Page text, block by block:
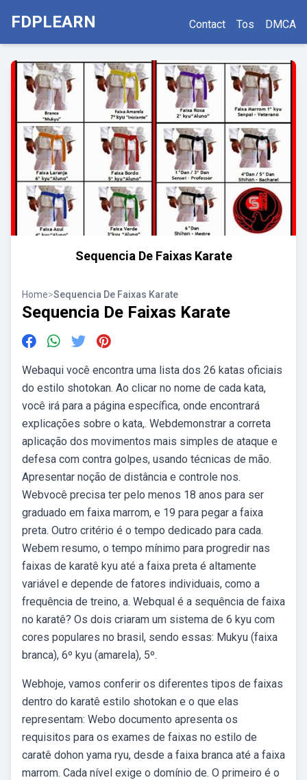
FDPLEARN Contact Tos DMCA
Sequencia De Faixas Karate
Home>Sequencia De Faixas Karate
Sequencia De Faixas Karate
Webaqui você encontra uma lista dos 26 katas oficiais
do estilo shotokan. Ao clicar no nome de cada kata,
você irá para a página específica, onde encontrará
explicações sobre o kata,. Webdemonstrar a correta
aplicação dos movimentos mais simples de ataque e
defesa com contra golpes, usando técnicas de mão.
Apresentar noção de distância e controle nos.
Webvocê precisa ter pelo menos 18 anos para ser
graduado em faixa marrom, e 19 para pegar a faixa
preta. Outro critério é o tempo dedicado para cada.
Webem resumo, o tempo mínimo para progredir nas
faixas de karatê kyu até a faixa preta é altamente
variável e depende de fatores individuais, como a
frequência de treino, a. Webqual é a sequência de faixa
no karatê? Os dois criaram um sistema de 6 kyu com
cores populares no brasil, sendo essas: Mukyu (faixa
branca), 6º kyu (amarela), 5º.
Webhoje, vamos conferir os diferentes tipos de faixas
dentro do karatê estilo shotokan e o que elas
representam: Webo documento apresenta os
requisitos para os exames de faixas no estilo de
caratê dohon yama ryu, desde a faixa branca até a faixa
marrom. Cada nível exige o domínio de. O primeiro é o